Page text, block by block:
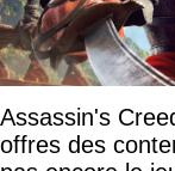
Assassin's
offres des